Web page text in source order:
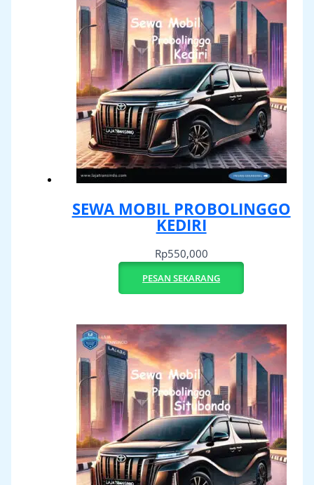
SEWA MOBIL PROBOLINGGO
KEDIRI
Rp550,000
PESAN SEKARANG